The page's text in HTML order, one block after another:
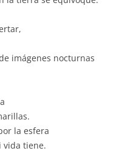
imágenes nocturnas
la esfera
vida tiene.